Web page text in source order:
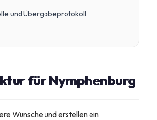
und Übergabeprotokoll
für Nymphenburg
Wünsche und erstellen ein